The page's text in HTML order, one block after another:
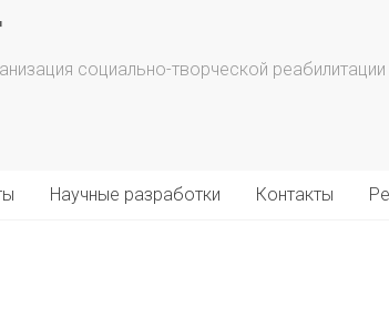
социально-творческой
Научные разработки Контакты